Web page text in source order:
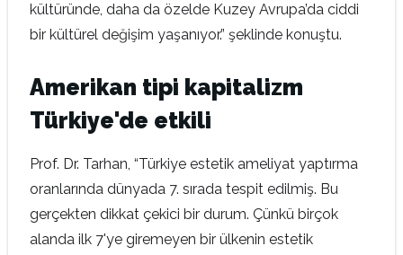
kültüründe, daha da özelde Kuzey Avrupa’da ciddi
bir kültürel değişim yaşanıyor.” şeklinde konuştu.
Amerikan tipi kapitalizm
Türkiye'de etkili
Prof. Dr. Tarhan, “Türkiye estetik ameliyat yaptırma
oranlarında dünyada 7. sırada tespit edilmiş. Bu
gerçekten dikkat çekici bir durum. Çünkü birçok
alanda ilk 7'ye giremeyen bir ülkenin estetik